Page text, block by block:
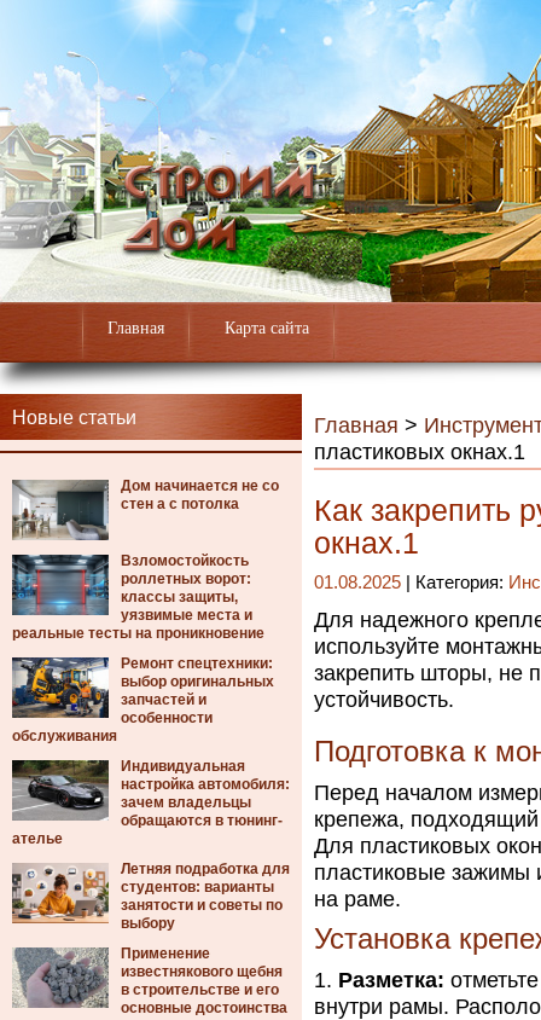
Главная Карта сайта
Новые статьи
Дом начинается не со
стен а с потолка
Взломостойкость
роллетных ворот:
классы защиты,
уязвимые места и
реальные тесты на проникновение
Ремонт спецтехники:
выбор оригинальных
запчастей и
особенности
обслуживания
Индивидуальная
настройка автомобиля:
зачем владельцы
обращаются в тюнинг-
ателье
Летняя подработка для
студентов: варианты
занятости и советы по
выбору
Применение
известнякового щебня
в строительстве и его
основные достоинства
Главная >
пластиковых окнах.1
Как закрепить
окнах.1
01.08.2025 | Категория:
Для надежного
используйте
закрепить шторы, не
устойчивость.
Подготовка к
Перед началом
крепежа,
Для пластиковых
пластиковые зажимы
на раме.
Установка
Разметка:
внутри рамы.